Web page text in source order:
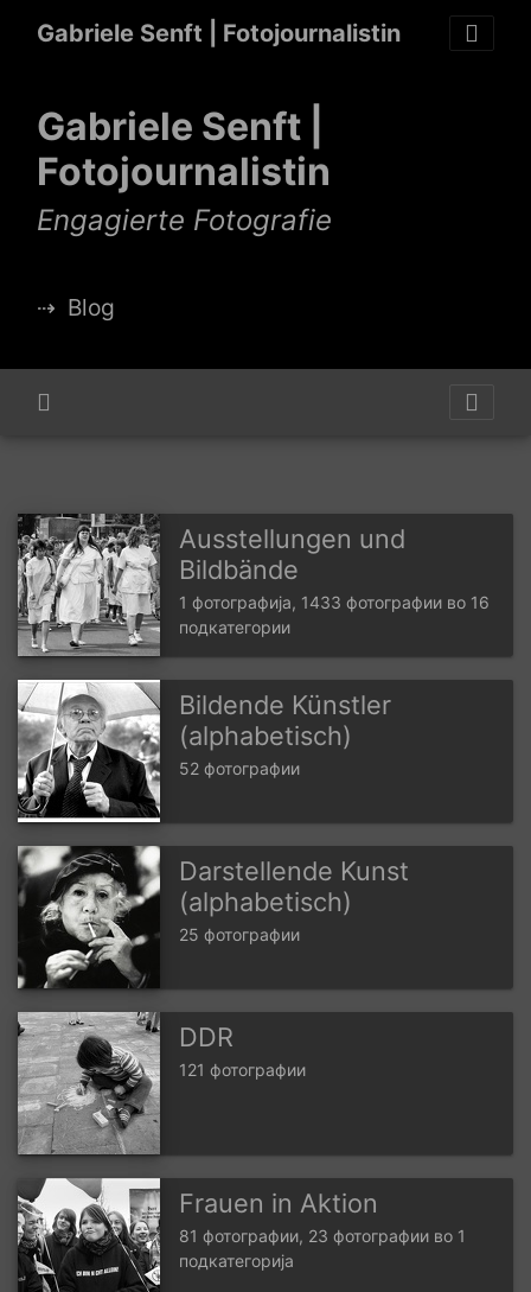
Gabriele Senft | Fotojournalistin
Gabriele Senft |
Fotojournalistin
Engagierte Fotografie
⇢ Blog
Ausstellungen und
Bildbände
1 фотографија, 1433 фотографии во 16
подкатегории
Bildende Künstler
(alphabetisch)
52 фотографии
Darstellende Kunst
(alphabetisch)
25 фотографии
DDR
121 фотографии
Frauen in Aktion
81 фотографии, 23 фотографии во 1
подкатегорија